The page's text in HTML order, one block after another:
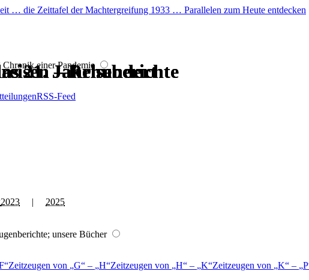
… die Zeittafel der Machtergreifung 1933 … Parallelen zum Heute entdecken
einer Pandemie
RSS-Feed
2023 | 2025
unsere Bücher
Zeitzeugen von G – H Zeitzeugen von H – K Zeitzeugen von K – P
21. Jahrhundert
– Reiseberichte
21. Jahrhundert
21. Jahrhundert
– Reiseberichte
21. Jahrhundert